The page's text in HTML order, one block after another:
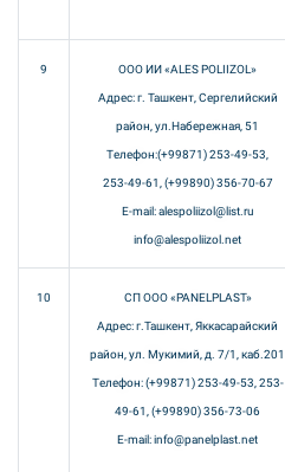
9 ООО ИИ «ALES POLIIZOL»
Адрес: г. Ташкент, Сергелийский
район, ул.Набережная, 51
Телефон:(+99871) 253-49-53,
253-49-61, (+99890) 356-70-67
E-mail: alespoliizol@list.ru
info@alespoliizol.net
10 СП ООО «PANELPLAST»
Адрес: г.Ташкент, Яккасарайский
район, ул. Мукимий, д. 7/1, каб.201
Телефон: (+99871) 253-49-53, 253-
49-61, (+99890) 356-73-06
E-mail: info@panelplast.net